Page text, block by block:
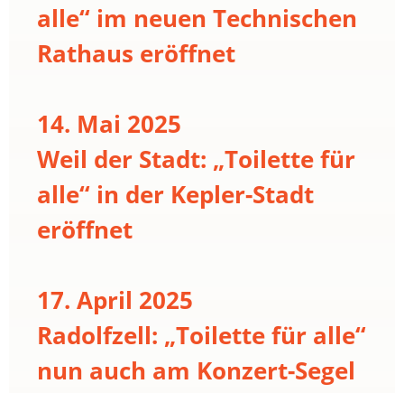
alle“ im neuen Technischen
Rathaus eröffnet
14. Mai 2025
Weil der Stadt: „Toilette für
alle“ in der Kepler-Stadt
eröffnet
17. April 2025
Radolfzell: „Toilette für alle“
nun auch am Konzert-Segel